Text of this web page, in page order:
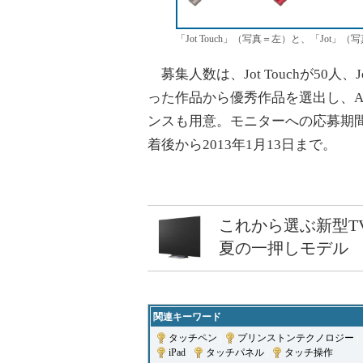
「Jot Touch」（写真＝左）と、「Jot」（
募集人数は、Jot Touchが50人、
った作品から優秀作品を選出し、
ンスも用意。モニターへの応募期
着後から2013年1月13日まで。
これから選ぶ新型
夏の一押しモデル
関連キーワード
タッチペン
プリンストンテクノロジー
iPad
タッチパネル タッチ操作